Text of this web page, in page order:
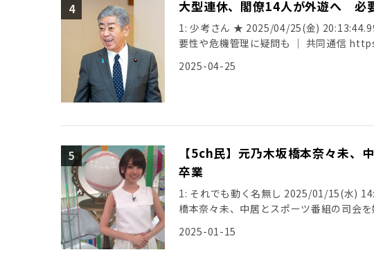
大型連休、閣僚14人が外遊へ 必
1: 少考さん ★ 2025/04/25(金)
要性や危機管理に疑問も ｜ 共同通信
2025-04-25
【5ch民】元乃木坂橋本奈々未、
卒業
1: それでも動く名無し 2025/01/15(水)
橋本奈々未、中居とスポーツ番組の司会
2025-01-15